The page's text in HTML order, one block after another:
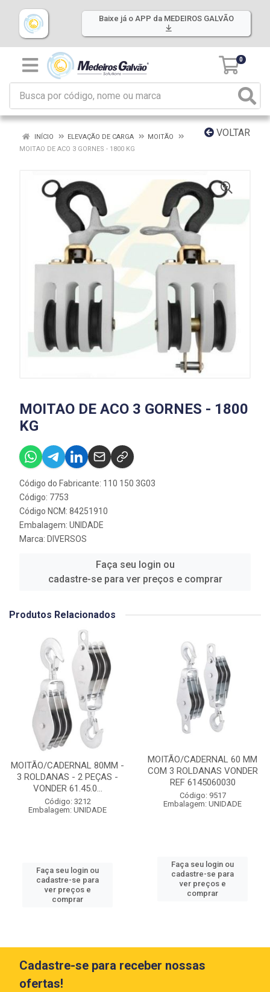
Baixe já o APP da MEDEIROS GALVÃO
0
VOLTAR
INÍCIO ELEVAÇÃO DE CARGA
MOITÃO
MOITAO DE ACO 3 GORNES - 1800 KG
MOITAO DE ACO 3 GORNES - 1800
KG
Código do Fabricante: 110 150 3G03
Código: 7753
Código NCM: 84251910
Embalagem: UNIDADE
Marca: DIVERSOS
Faça seu login ou
cadastre-se para ver preços e comprar
Produtos Relacionados
MOITÃO/CADERNAL 80MM -
3 ROLDANAS - 2 PEÇAS -
VONDER 61.45.0...
Código: 3212
Embalagem: UNIDADE
Faça seu login ou
cadastre-se para
ver preços e
comprar
MOITÃO/CADERNAL 60 MM
COM 3 ROLDANAS VONDER
REF 6145060030
Código: 9517
Embalagem: UNIDADE
Faça seu login ou
cadastre-se para
ver preços e
comprar
Cadastre-se para receber nossas
ofertas!